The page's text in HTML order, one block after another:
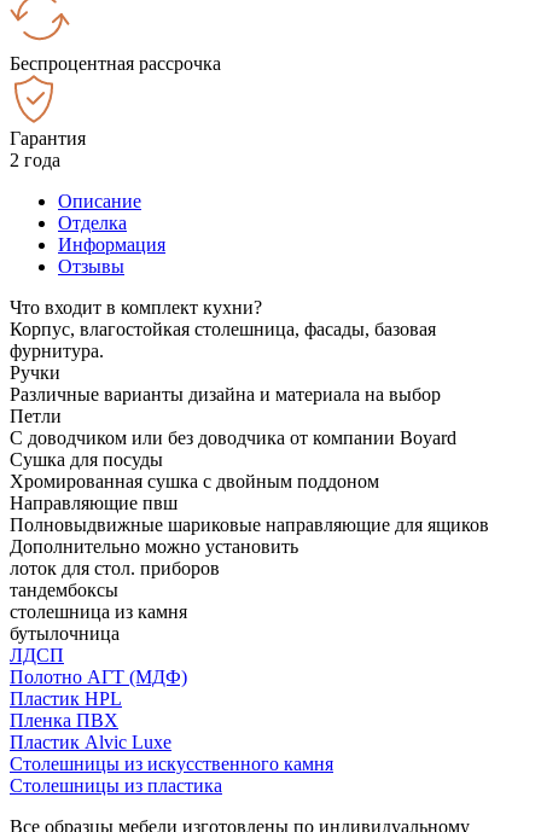
Беспроцентная рассрочка
Гарантия
2 года
Описание
Отделка
Информация
Отзывы
Что входит в комплект кухни?
Корпус, влагостойкая столешница, фасады, базовая
фурнитура.
Ручки
Различные варианты дизайна и материала на выбор
Петли
С доводчиком или без доводчика от компании Boyard
Сушка для посуды
Хромированная сушка с двойным поддоном
Направляющие пвш
Полновыдвижные шариковые направляющие для ящиков
Дополнительно можно установить
лоток для стол. приборов
тандембоксы
столешница из камня
бутылочница
ЛДСП
Полотно АГТ (МДФ)
Пластик HPL
Пленка ПВХ
Пластик Alvic Luxe
Столешницы из искусственного камня
Столешницы из пластика
Все образцы мебели изготовлены по индивидуальному